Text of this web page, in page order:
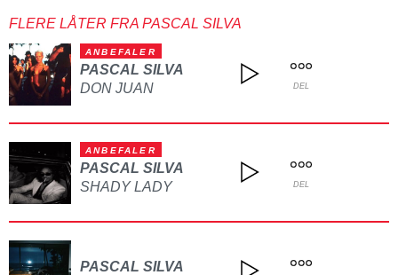
FLERE LÅTER FRA PASCAL SILVA
ANBEFALER
PASCAL SILVA
DON JUAN
DEL
ANBEFALER
PASCAL SILVA
SHADY LADY
DEL
PASCAL SILVA